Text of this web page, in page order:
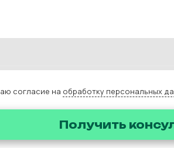
согласие на обработку персональных
Получить